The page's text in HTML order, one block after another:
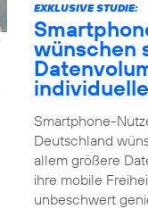
EXKLUSIVE STUDIE:
wünschen
Smartphone-
Deutschland
allem größere
ihre mobile
unbeschwert